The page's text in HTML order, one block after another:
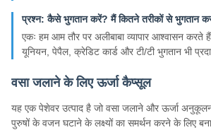
प्रश्न: कैसे भुगतान करें? मैं कितने तरीकों से भुगतान
एकः हम आम तौर पर अलीबाबा व्यापार आश्वासन
यूनियन, पेपैल, क्रेडिट कार्ड और टी/टी भुगतान भी
वसा जलाने के लिए ऊर्जा कैप्सूल
यह एक पेशेवर उत्पाद है जो वसा जलाने और ऊर्जा
पुरुषों के वजन घटाने के लक्ष्यों का समर्थन करने के लिए